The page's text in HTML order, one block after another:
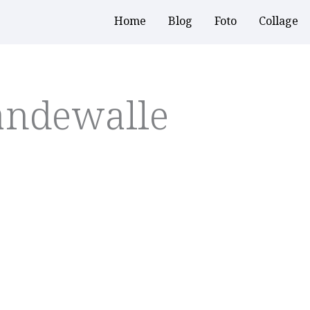
Home Blog Foto Collage